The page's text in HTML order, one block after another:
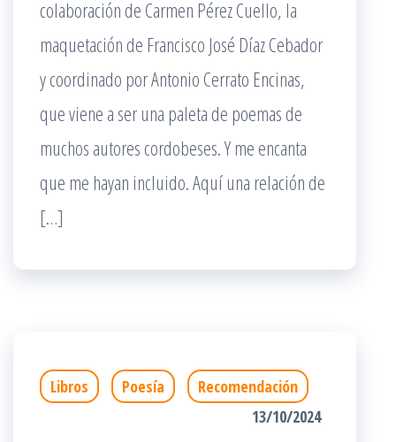
colaboración de Carmen Pérez Cuello, la
maquetación de Francisco José Díaz Cebador
y coordinado por Antonio Cerrato Encinas,
que viene a ser una paleta de poemas de
muchos autores cordobeses. Y me encanta
que me hayan incluido. Aquí una relación de
[…]
Libros Poesía
Recomendación
13/10/2024